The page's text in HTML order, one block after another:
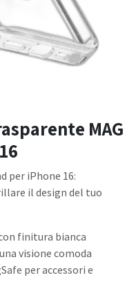
MAG
per iPhone 16:
il design del tuo
finitura bianca
visione comoda
per accessori e